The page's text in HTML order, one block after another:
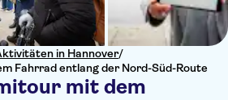
in Hannover/
Fahrrad entlang der Nord-Süd-Route
mit dem